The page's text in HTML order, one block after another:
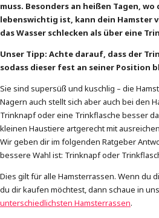
muss. Besonders an heißen Tagen,
lebenswichtig ist, kann dein Hamster
das Wasser schlecken als über eine
Unser Tipp: Achte darauf, dass der
sodass dieser fest an seiner Position
Sie sind supersüß und kuschlig – die
Nagern auch stellt sich aber auch bei den
Trinknapf oder eine Trinkflasche besser
kleinen Haustiere artgerecht mit
Wir geben dir im folgenden Ratgeber
bessere Wahl ist: Trinknapf oder
Dies gilt für alle Hamsterrassen. Wenn du
du dir kaufen möchtest, dann schaue in
unterschiedlichsten Hamsterrassen.